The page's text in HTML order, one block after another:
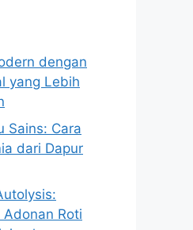
dengan
yang Lebih
Sains: Cara
dari Dapur
Adonan Roti